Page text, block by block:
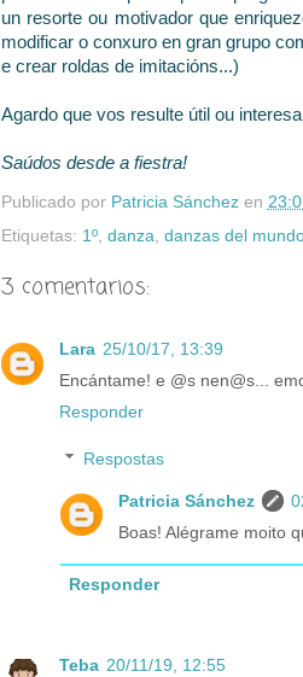
un resorte ou motivador que
modificar o conxuro en gran grupo
e crear roldas de imitacións...)
Agardo que vos resulte útil ou
Saúdos desde a fiestra!
Publicado por Patricia Sánchez en
Etiquetas: 1º, danza danzas del
3 comentarios:
Lara 25/10/17, 13:39
Encántame! e @s nen@s...
Responder
Respostas
Patricia Sánchez
Boas! Alégrame moito
Responder
Teba 20/11/19, 12:55